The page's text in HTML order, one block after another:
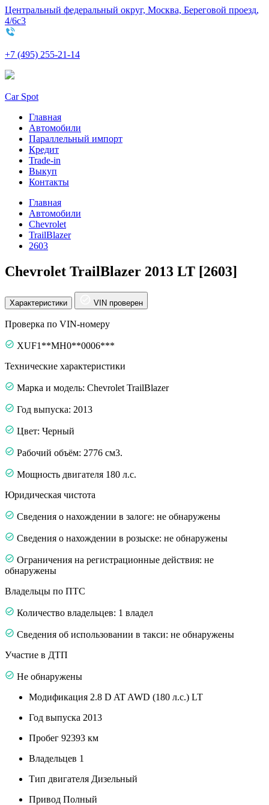
Центральный федеральный округ, Москва, Береговой проезд,
4/6с3
+7 (495) 255-21-14
Car Spot
Главная
Автомобили
Параллельный импорт
Кредит
Trade-in
Выкуп
Контакты
Главная
Автомобили
Chevrolet
TrailBlazer
2603
Chevrolet TrailBlazer 2013 LT [2603]
Характеристики VIN проверен
Проверка по VIN-номеру
XUF1**MH0**0006***
Технические характеристики
Марка и модель: Chevrolet TrailBlazer
Год выпуска: 2013
Цвет: Черный
Рабочий объём: 2776 см3.
Мощность двигателя 180 л.с.
Юридическая чистота
Сведения о нахождении в залоге: не обнаружены
Сведения о нахождении в розыске: не обнаружены
Ограничения на регистрационные действия: не
обнаружены
Владельцы по ПТС
Количество владельцев: 1 владел
Сведения об использовании в такси: не обнаружены
Участие в ДТП
Не обнаружены
Модификация 2.8 D AT AWD (180 л.с.) LT
Год выпуска 2013
Пробег 92393 км
Владельцев 1
Тип двигателя Дизельный
Привод Полный